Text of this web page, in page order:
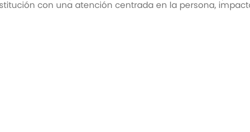
con una atención centrada en la persona,